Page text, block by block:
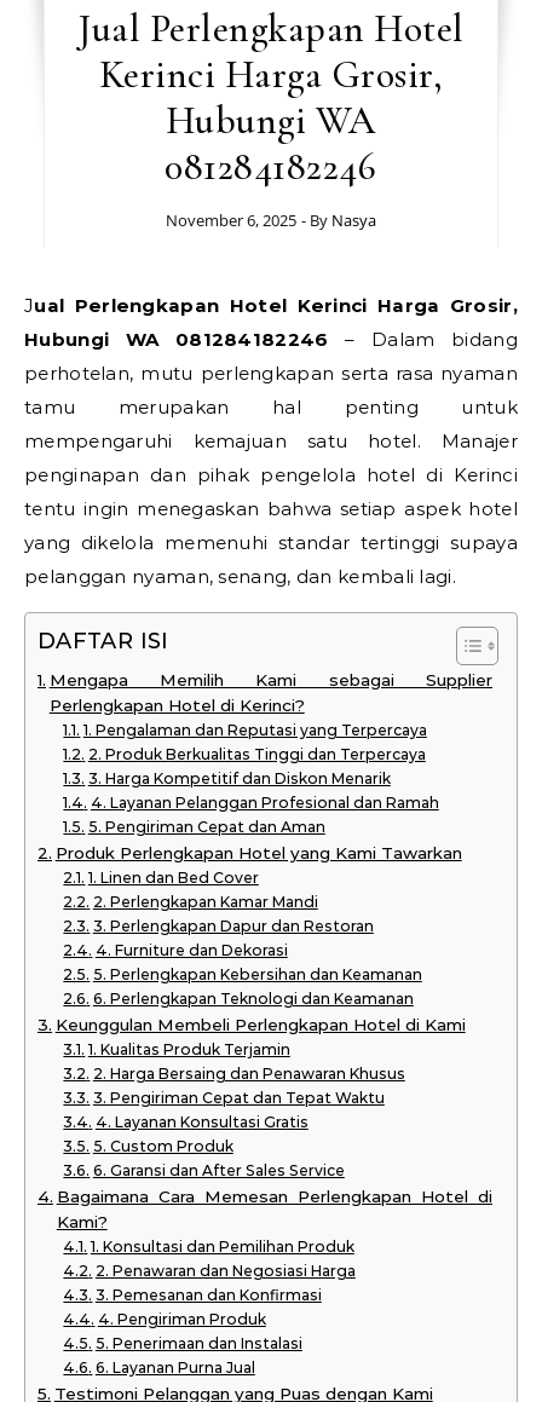
Jual Perlengkapan Hotel
Kerinci Harga Grosir,
Hubungi WA
081284182246
November 6, 2025 - By Nasya
Jual Perlengkapan Hotel Kerinci Harga Grosir,
Hubungi WA 081284182246 – Dalam bidang
perhotelan, mutu perlengkapan serta rasa nyaman
tamu merupakan hal penting untuk
mempengaruhi kemajuan satu hotel. Manajer
penginapan dan pihak pengelola hotel di Kerinci
tentu ingin menegaskan bahwa setiap aspek hotel
yang dikelola memenuhi standar tertinggi supaya
pelanggan nyaman, senang, dan kembali lagi.
DAFTAR ISI
Mengapa Memilih Kami sebagai Supplier
Perlengkapan Hotel di Kerinci?
1. Pengalaman dan Reputasi yang Terpercaya
2. Produk Berkualitas Tinggi dan Terpercaya
3. Harga Kompetitif dan Diskon Menarik
4. Layanan Pelanggan Profesional dan Ramah
5. Pengiriman Cepat dan Aman
Produk Perlengkapan Hotel yang Kami Tawarkan
1. Linen dan Bed Cover
2. Perlengkapan Kamar Mandi
3. Perlengkapan Dapur dan Restoran
4. Furniture dan Dekorasi
5. Perlengkapan Kebersihan dan Keamanan
6. Perlengkapan Teknologi dan Keamanan
Keunggulan Membeli Perlengkapan Hotel di Kami
1. Kualitas Produk Terjamin
2. Harga Bersaing dan Penawaran Khusus
3. Pengiriman Cepat dan Tepat Waktu
4. Layanan Konsultasi Gratis
5. Custom Produk
6. Garansi dan After Sales Service
Bagaimana Cara Memesan Perlengkapan Hotel di
Kami?
1. Konsultasi dan Pemilihan Produk
2. Penawaran dan Negosiasi Harga
3. Pemesanan dan Konfirmasi
4. Pengiriman Produk
5. Penerimaan dan Instalasi
6. Layanan Purna Jual
Testimoni Pelanggan yang Puas dengan Kami